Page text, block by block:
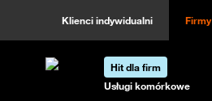
Klienci indywidualni Firmy
Strona główna Orange.pl
Hit dla firm
Usługi komórkowe